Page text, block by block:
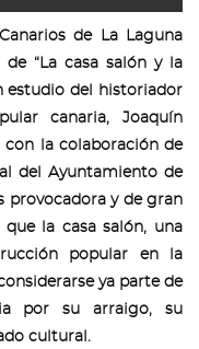
de La Laguna
“La casa salón y la
estudio del historiador
canaria, Joaquín
con la colaboración de
del Ayuntamiento de
provocadora y de gran
la casa salón, una
popular en la
ya parte de
por su arraigo, su
cultural.